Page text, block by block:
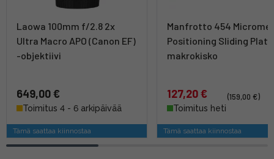
Laowa 100mm f/2.8 2x
Ultra Macro APO (Canon EF)
-objektiivi
649,00 €
Toimitus 4 - 6 arkipäivää
Tämä saattaa kiinnostaa
Manfrotto 454
Positioning Sliding
makrokisko
127,20 €
(159,00 €)
Toimitus heti
Tämä saattaa kiinnostaa